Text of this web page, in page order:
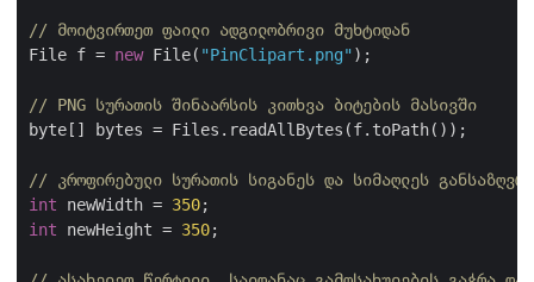
// მოიტვირთეთ ფაილი ადგილობრივი მუხტიდან
File f = new File( "PinClipart.png" );
// PNG სურათის შინაარსის კითხვა ბიტების მასივში
byte[] bytes = Files.readAllBytes(f.toPath());
// კროფირებული სურათის სიგანეს და სიმაღლეს
int newWidth = 350
int newHeight = 350;